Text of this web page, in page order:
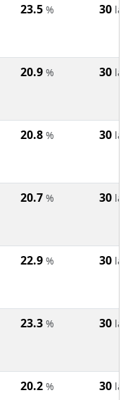
23.5 % 30 lat
20.9 % 30 lat
20.8 % 30 lat
20.7 % 30 lat
22.9 % 30 lat
23.3 % 30 lat
20.2 % 30 lat